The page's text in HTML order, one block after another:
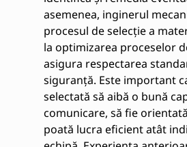
asemenea, inginerul
procesul de selecție a
la optimizarea proceselor
asigura respectarea
siguranță. Este important
selectată să aibă o bună
comunicare, să fie
poată lucra eficient atât